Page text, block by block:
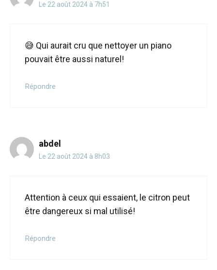
Le 22 août 2024 à 7h51
😅 Qui aurait cru que nettoyer un piano
pouvait être aussi naturel!
Répondre
abdel
Le 22 août 2024 à 8h03
Attention à ceux qui essaient, le citron peut
être dangereux si mal utilisé!
Répondre